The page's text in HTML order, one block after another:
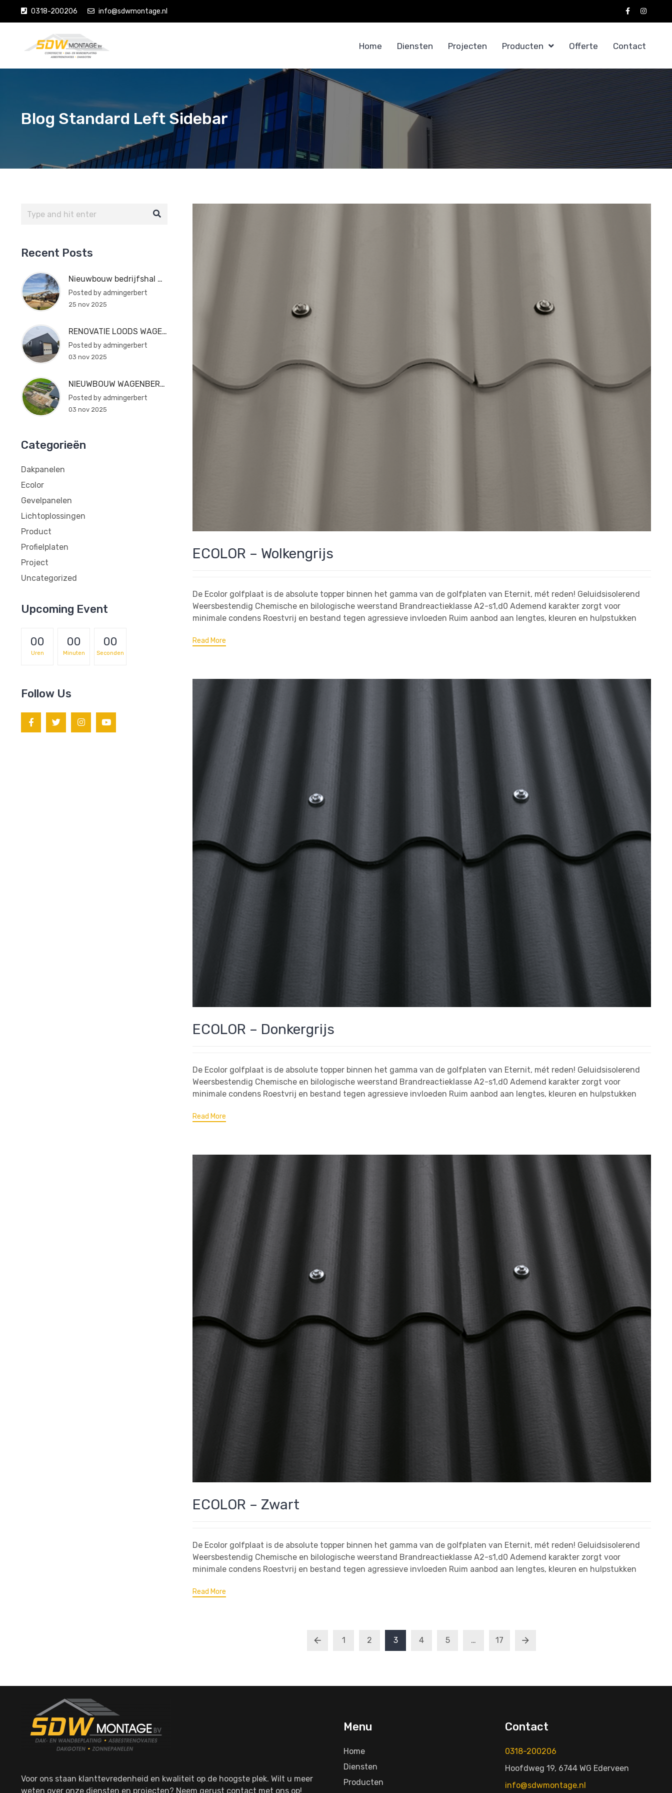
0318-200206 info@sdwmontage.nl
Home Diensten Projecten Producten Offerte Contact
Blog Standard Left Sidebar
ECOLOR – Wolkengrijs
De Ecolor golfplaat is de absolute topper binnen het gamma van de golfplaten van Eternit, mét reden! Geluidsisolerend
Weersbestendig Chemische en bilologische weerstand Brandreactieklasse A2-s1,d0 Ademend karakter zorgt voor
minimale condens Roestvrij en bestand tegen agressieve invloeden Ruim aanbod aan lengtes, kleuren en hulpstukken
Read More
ECOLOR – Donkergrijs
De Ecolor golfplaat is de absolute topper binnen het gamma van de golfplaten van Eternit, mét reden! Geluidsisolerend
Weersbestendig Chemische en bilologische weerstand Brandreactieklasse A2-s1,d0 Ademend karakter zorgt voor
minimale condens Roestvrij en bestand tegen agressieve invloeden Ruim aanbod aan lengtes, kleuren en hulpstukken
Read More
ECOLOR – Zwart
De Ecolor golfplaat is de absolute topper binnen het gamma van de golfplaten van Eternit, mét reden! Geluidsisolerend
Weersbestendig Chemische en bilologische weerstand Brandreactieklasse A2-s1,d0 Ademend karakter zorgt voor
minimale condens Roestvrij en bestand tegen agressieve invloeden Ruim aanbod aan lengtes, kleuren en hulpstukken
Read More
1 2 3 4 5 … 17
Recent Posts
Nieuwbouw bedrijfshal Ambt Delden
Posted by admingerbert
25 nov 2025
RENOVATIE LOODS WAGENBORGEN
Posted by admingerbert
03 nov 2025
NIEUWBOUW WAGENBERGING AMBT-DELDEN
Posted by admingerbert
03 nov 2025
Categorieën
Dakpanelen
Ecolor
Gevelpanelen
Lichtoplossingen
Product
Profielplaten
Project
Uncategorized
Upcoming Event
00
Uren
00
Minuten
00
Seconden
Follow Us
Voor ons staan klanttevredenheid en kwaliteit op de hoogste plek. Wilt u meer
weten over onze diensten en projecten? Neem gerust contact met ons op!
Menu
Home
Diensten
Producten
Contact
0318-200206
Hoofdweg 19, 6744 WG Ederveen
info@sdwmontage.nl